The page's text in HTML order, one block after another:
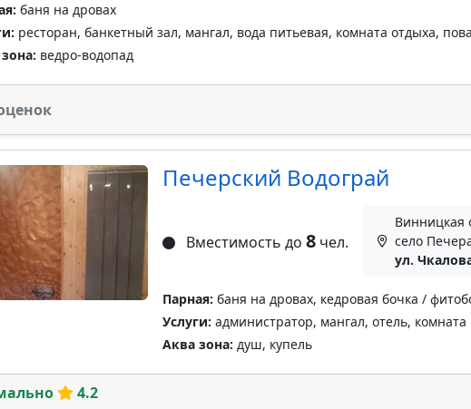
баня на дровах
ресторан, банкетный зал, мангал, вода питьевая, комната отдыха,
ведро-водопад
Печерский Водограй
Вместимость до 8чел.
Винницкая
село
ул.
Парная: баня на дровах, кедровая бочка /
Услуги: администратор, мангал, отель, комната
Аква зона: душ, купель
4.2